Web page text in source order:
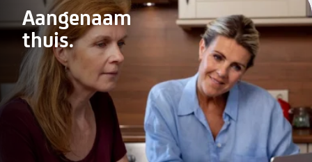
Aangenaam
thuis.